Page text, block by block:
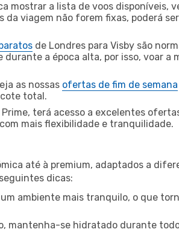
mostrar a lista de voos disponíveis,
da viagem não forem fixas, poderá
de Londres para Visby são
a época alta, por isso, voar a
as nossas ofertas de fim de semana
total.
Prime, terá acesso a excelentes
mais flexibilidade e tranquilidade.
até à premium, adaptados a
dicas:
ambiente mais tranquilo, o que
mantenha-se hidratado durante